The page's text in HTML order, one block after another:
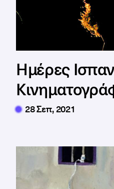
Ημέρες
28 Σεπ, 2021